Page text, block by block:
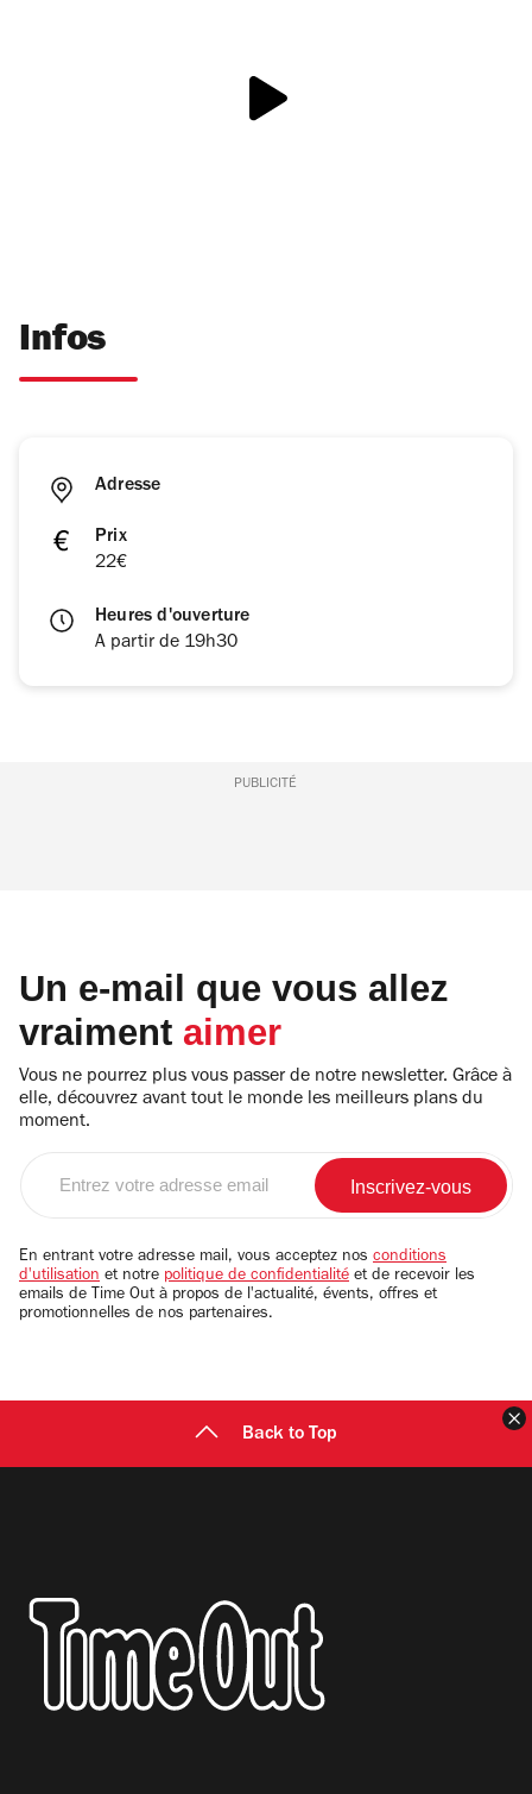
Infos
Adresse
Prix
22€
Heures d'ouverture
A partir de 19h30
PUBLICITÉ
Un e-mail que vous allez
vraiment aimer
Vous ne pourrez plus vous passer de notre newsletter. Grâce à
elle, découvrez avant tout le monde les meilleurs plans du
moment.
email
En entrant votre adresse mail, vous acceptez nos conditions
d'utilisation et notre politique de confidentialité et de recevoir les
emails de Time Out à propos de l'actualité, évents, offres et
promotionnelles de nos partenaires.
Back to Top